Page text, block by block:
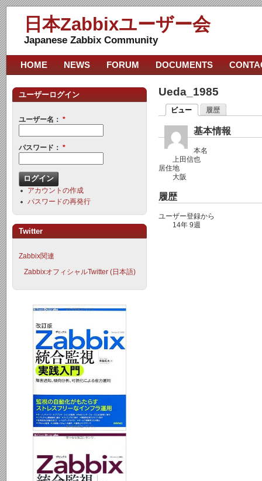
日本Zabbixユーザー会
Japanese Zabbix Community
Ueda_1985
ビュー 履歴
基本情報
本名
上田信也
居住地
大阪
履歴
ユーザー登録から
14年 9週
HOME NEWS FORUM DOCUMENTS
ユーザーログイン
ユーザー名： *
パスワード： *
アカウントの作成
パスワードの再発行
Twitter
Zabbix関連
ZabbixオフィシャルTwitter (日本語)